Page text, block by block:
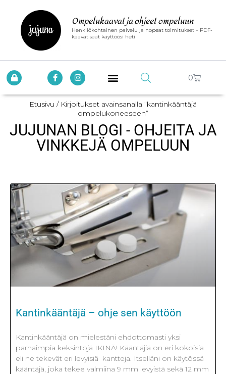
Ompelukaavat ja ohjeet ompeluun
Henkilökohtainen palvelu ja nopeat toimitukset – PDF-
kaavat saat käyttöösi heti
0
Etusivu / Kirjoitukset avainsanalla “kantinkääntäjä
ompelukoneeseen”
JUJUNAN BLOGI - OHJEITA JA
VINKKEJÄ OMPELUUN
Kantinkääntäjä – ohje sen käyttöön
Kantinkääntäjä on mielestäni ehdottomasti yksi
parhaimpia keksintöjä IKINÄ! Kääntäjiä on eri kokoisia
eli ne tekevät eri levyisiä kantteja. Itselläni on käytössä
kääntäjä, joka tekee valmiina 9 mm levyistä sekä 12 mm